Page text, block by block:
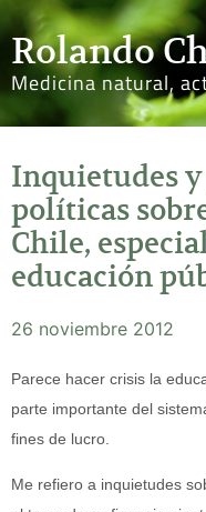
Rolando
Medicina natural,
Inquietudes
políticas
Chile,
educación
26 noviembre 2012
Parece hacer crisis la
parte importante del
fines de lucro.
Me refiero a inquietudes